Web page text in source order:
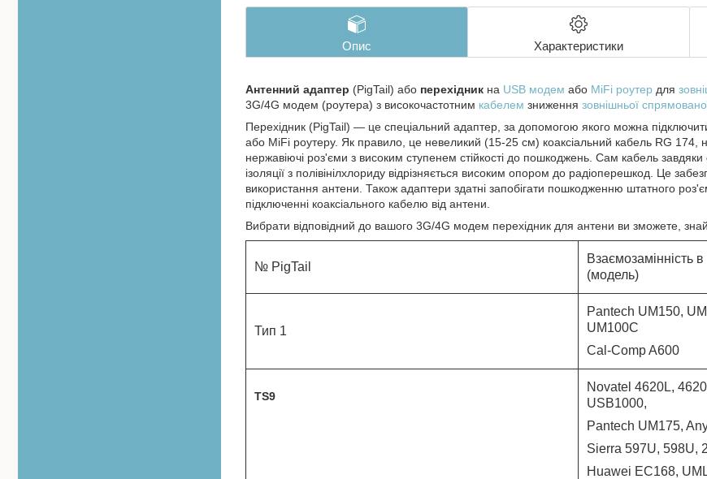
Опис Характеристики
Антенний адаптер (PigTail) або перехідник на USB модем або MiFi роутер для
3G/4G модем (роутера) з високочастотним кабелем зниження зовнішньої
Перехідник (PigTail) — це спеціальний адаптер, за допомогою якого можна
або MiFi роутеру. Як правило, це невеликий (15-25 см) коаксіальний кабель RG 174,
нержавіючі роз'єми з високим ступенем стійкості до пошкоджень. Сам кабель завдяки
ізоляції з полівінілхлориду відрізняється високим опором до радіоперешкод. Це
використання антени. Також адаптери здатні запобігати пошкодженню штатного
підключенні коаксіального кабелю від антени.
Вибрати відповідний до вашого 3G/4G модем перехідник для антени ви зможете,
№ PigTail
Взаємозамінність
(модель)
Тип 1
Pantech UM150,
UM100C
Cal-Comp A600
TS9
Novatel 4620L,
USB1000,
Pantech UM175,
Sierra 597U, 598U,
Huawei EC168,